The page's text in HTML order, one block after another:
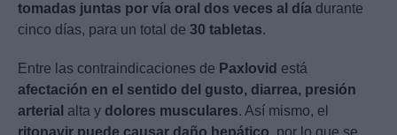
tomadas juntas por vía oral dos veces al día durante
cinco días, para un total de 30 tabletas.
Entre las contraindicaciones de Paxlovid está
afectación en el sentido del gusto, diarrea, presión
arterial alta y dolores musculares. Así mismo, el